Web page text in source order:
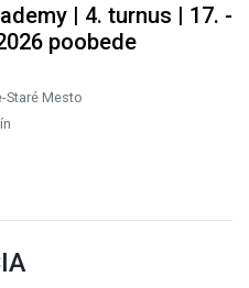
| 4. turnus | 17. -
poobede
Staré Mesto